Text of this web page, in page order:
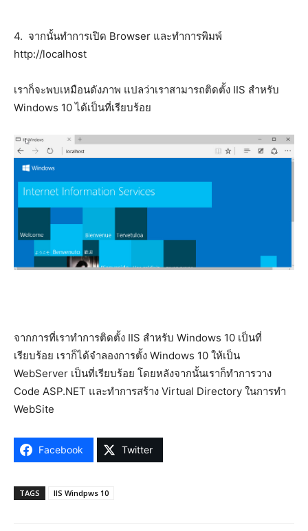
4. จากนั้นทำการเปิด Browser และทำการพิมพ์
http://localhost
เราก็จะพบเหมือนดังภาพ แปลว่าเราสามารถติดตั้ง IIS สำหรับ
Windows 10 ได้เป็นที่เรียบร้อย
จากการที่เราทำการติดตั้ง IIS สำหรับ Windows 10 เป็นที่
เรียบร้อย เราก็ได้จำลองการตั้ง Windows 10 ให้เป็น
WebServer เป็นที่เรียบร้อย โดยหลังจากนั้นเราก็ทำการวาง
Code ASP.NET และทำการสร้าง Virtual Directory ในการทำ
WebSite
Facebook Twitter
TAGS IIS Windpws 10